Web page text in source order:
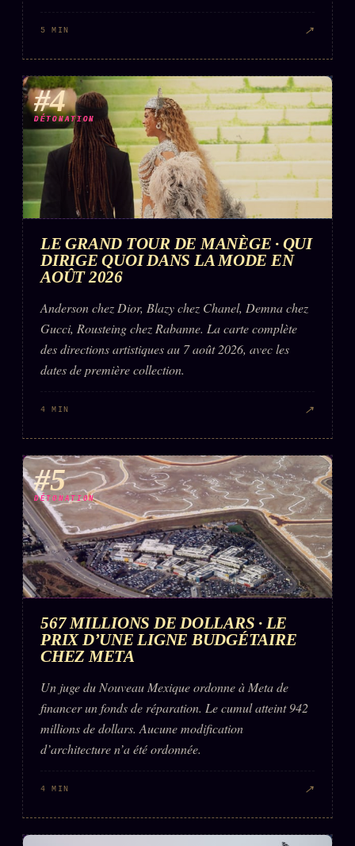
5 MIN ↗
#4
DÉTONATION
LE GRAND TOUR DE MANÈGE · QUI
DIRIGE QUOI DANS LA MODE EN
AOÛT 2026
Anderson chez Dior, Blazy chez Chanel, Demna chez
Gucci, Rousteing chez Rabanne. La carte complète
des directions artistiques au 7 août 2026, avec les
dates de première collection.
4 MIN ↗
#5
DÉTONATION
567 MILLIONS DE DOLLARS · LE
PRIX D’UNE LIGNE BUDGÉTAIRE
CHEZ META
Un juge du Nouveau Mexique ordonne à Meta de
financer un fonds de réparation. Le cumul atteint 942
millions de dollars. Aucune modification
d’architecture n’a été ordonnée.
4 MIN ↗